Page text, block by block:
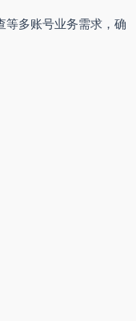
等多账号业务需求，确